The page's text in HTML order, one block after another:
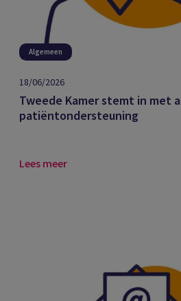
Algemeen
18/06/2026
Tweede Kamer stemt in met
patiëntondersteuning
Lees meer